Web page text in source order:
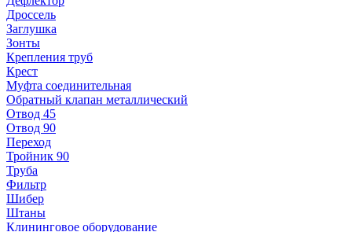
Дроссель
Заглушка
Зонты
Крепления труб
Крест
Муфта соединительная
Обратный клапан металлический
Отвод 45
Отвод 90
Переход
Тройник 90
Труба
Фильтр
Шибер
Штаны
Клининговое оборудование